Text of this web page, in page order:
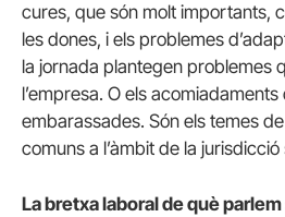
cures, que són molt importants,
les dones, i els problemes
la jornada plantegen problemes
l’empresa. O els
embarassades. Són els temes
comuns a l’àmbit de la
La bretxa laboral de què